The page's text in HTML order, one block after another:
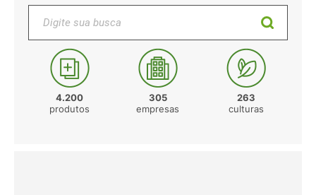
4.200
produtos
305
empresas
263
culturas